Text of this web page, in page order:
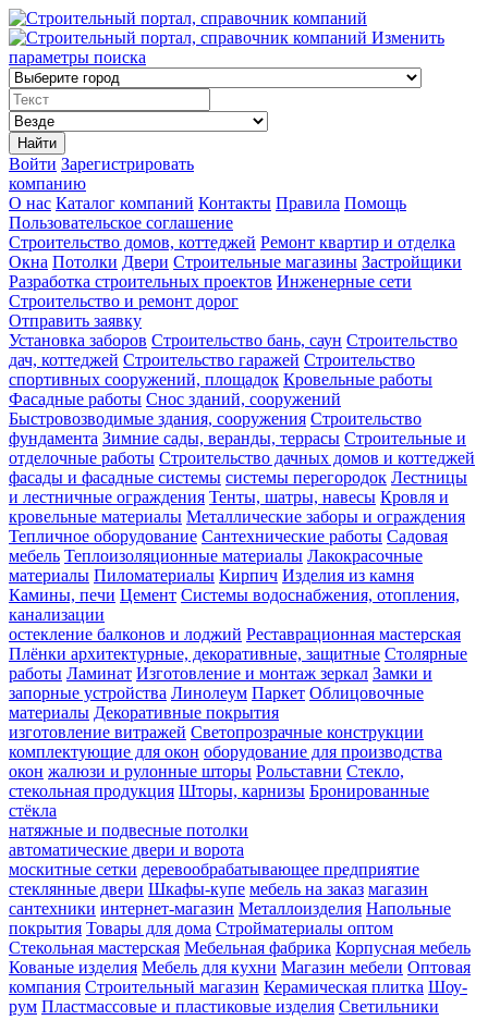
Изменить
параметры поиска
Найти
Войти Зарегистрировать
компанию
О нас Каталог компаний Контакты Правила Помощь
Пользовательское соглашение
Строительство домов, коттеджей Ремонт квартир и отделка
Окна Потолки Двери Строительные магазины Застройщики
Разработка строительных проектов Инженерные сети
Строительство и ремонт дорог
Отправить заявку
Установка заборов Строительство бань, саун Строительство
дач, коттеджей Строительство гаражей Строительство
спортивных сооружений, площадок Кровельные работы
Фасадные работы Снос зданий, сооружений
Быстровозводимые здания, сооружения Строительство
фундамента Зимние сады, веранды, террасы Строительные и
отделочные работы Строительство дачных домов и коттеджей
фасады и фасадные системы системы перегородок Лестницы
и лестничные ограждения Тенты, шатры, навесы Кровля и
кровельные материалы Металлические заборы и ограждения
Тепличное оборудование Сантехнические работы Садовая
мебель Теплоизоляционные материалы Лакокрасочные
материалы Пиломатериалы Кирпич Изделия из камня
Камины, печи Цемент Системы водоснабжения, отопления,
канализации
остекление балконов и лоджий Реставрационная мастерская
Плёнки архитектурные, декоративные, защитные Столярные
работы Ламинат Изготовление и монтаж зеркал Замки и
запорные устройства Линолеум Паркет Облицовочные
материалы Декоративные покрытия
изготовление витражей Светопрозрачные конструкции
комплектующие для окон оборудование для производства
окон жалюзи и рулонные шторы Рольставни Стекло,
стекольная продукция Шторы, карнизы Бронированные
стёкла
натяжные и подвесные потолки
автоматические двери и ворота
москитные сетки деревообрабатывающее предприятие
стеклянные двери Шкафы-купе мебель на заказ магазин
сантехники интернет-магазин Металлоизделия Напольные
покрытия Товары для дома Стройматериалы оптом
Стекольная мастерская Мебельная фабрика Корпусная мебель
Кованые изделия Мебель для кухни Магазин мебели Оптовая
компания Строительный магазин Керамическая плитка Шоу-
рум Пластмассовые и пластиковые изделия Светильники